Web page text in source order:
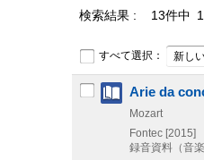
検索結果 13件中
すべて選択： 新し
Arie da
Mozart
Fontec [2015]
録音資料（音